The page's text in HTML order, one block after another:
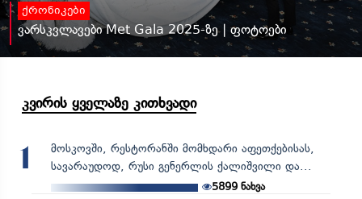
ქრონიკები
ვარსკვლავები Met Gala 2025-ზე | ფოტოები
კვირის ყველაზე კითხვადი
1
მოსკოვში, რესტორანში მომხდარი აფეთქებისას,
სავარაუდოდ, რუსი გენერლის ქალიშვილი და...
5899 ნახვა